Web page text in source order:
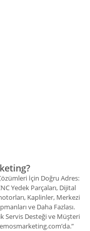
İçin Doğru Adres:
Yedek Parçaları, Dijital
Kaplinler, Merkezi
ve Daha Fazlası.
Servis Desteği ve Müşteri